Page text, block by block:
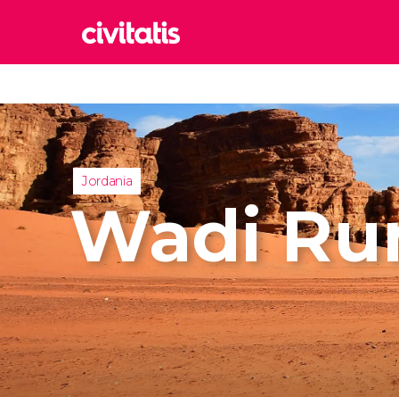
Italia
Reino
Reino
Turquía
Jordania
Wadi